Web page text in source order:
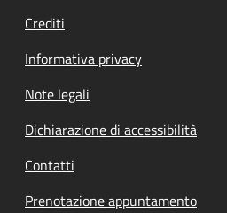
Crediti
Informativa privacy
Note legali
Dichiarazione di accessibilità
Contatti
Prenotazione appuntamento